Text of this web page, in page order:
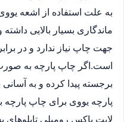
به علت استفاده از اشعه
ماندگاری بسیار بالایی
جهت چاپ نیاز ندارد و در
است.اگر چاپ پارچه به
برجسته پیدا کرده و به
پارچه یووی برای چاپ پارچه
لایت باکس رومبلی تابلوهای